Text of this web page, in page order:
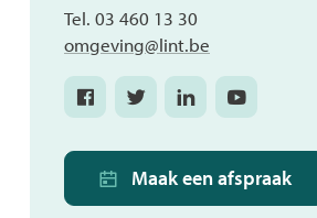
Tel. 03 460 13 30
E-
omgeving@lint.be
Facebook
Dienst
(enkel
op
Twitter
Dienst
(enkel
op
Linkedin
Dienst
(enkel
op
Youtube
Dienst
(enkel
op
Maak een afspraak